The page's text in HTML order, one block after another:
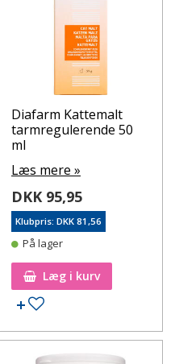
Diafarm Kattemalt
tarmregulerende 50
ml
Læs mere »
DKK 95,95
Klubpris: DKK 81,56
På lager
Læg i kurv
Tilføj til ønskeseddel